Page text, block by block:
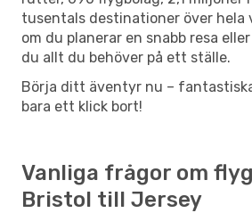
tusentals destinationer över hela
om du planerar en snabb resa
du allt du behöver på ett ställe.
Börja ditt äventyr nu –
bara ett klick bort!
Vanliga frågor om
Bristol till Jersey